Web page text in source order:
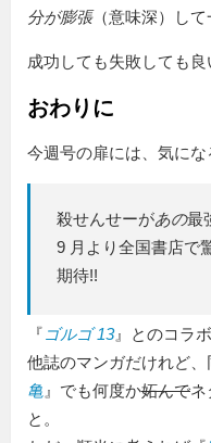
分が膨張（意味深）して
成功しても失敗しても
おわりに
今週号の扉には、気にな
殺せんせーがあの最
9 月より全国書店で
期待!!
『 ゴルゴ 13』とのコラ
他誌のマンガだけれど
亀 』でも何度か妬んでネ
と。